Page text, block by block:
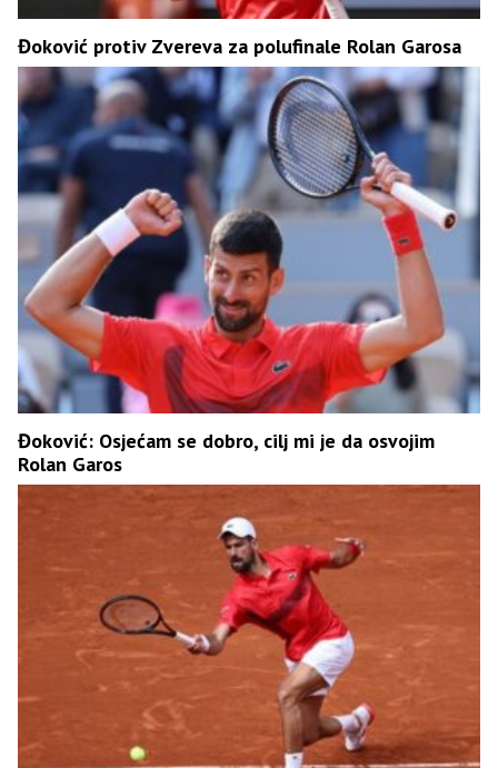
Đoković protiv Zvereva za polufinale Rolan Garosa
Đoković: Osjećam se dobro, cilj mi je da osvojim
Rolan Garos